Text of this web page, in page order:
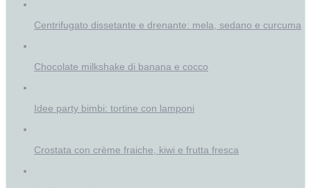
Centrifugato dissetante e drenante: mela, sedano e curcuma
Chocolate milkshake di banana e cocco
Idee party bimbi: tortine con lamponi
Crostata con crème fraiche, kiwi e frutta fresca